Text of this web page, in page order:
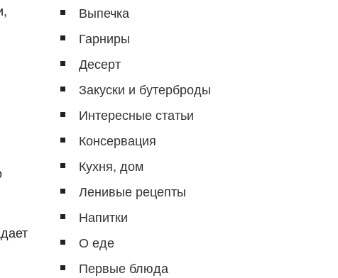
Выпечка
Гарниры
Десерт
Закуски и бутерброды
Интересные статьи
Консервация
Кухня, дом
Ленивые рецепты
Напитки
О еде
Первые блюда